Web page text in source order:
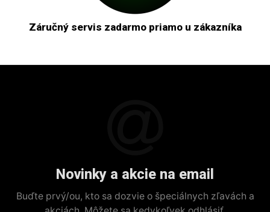
Záručný servis zadarmo priamo u zákazníka
Novinky a akcie na email
Buďte prvý/ou, kto sa dozvie o špeciálnych zľavách a